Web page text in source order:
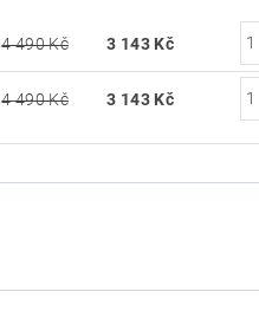
4 490 Kč 3 143 Kč
4 490 Kč 3 143 Kč